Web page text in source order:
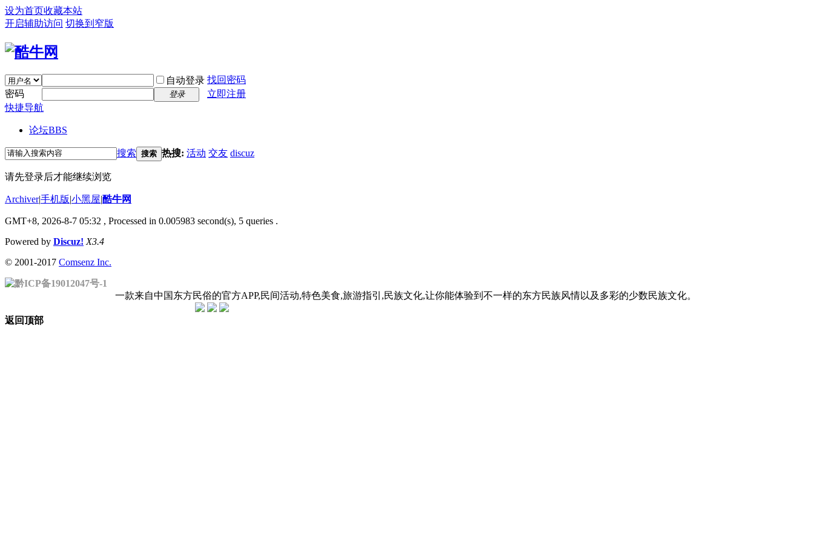
设为首页收藏本站
开启辅助访问 切换到窄版
自动登录 找回密码
密码
登录
立即注册
快捷导航
论坛BBS
搜索 搜索 热搜: 活动 交友 discuz
请先登录后才能继续浏览
Archiver|手机版|小黑屋|酷牛网
GMT+8, 2026-8-7 05:32 , Processed in 0.005983 second(s), 5 queries .
Powered by Discuz! X3.4
© 2001-2017 Comsenz Inc.
黔ICP备19012047号-1
一款来自中国东方民俗的官方APP,民间活动,特色美食,旅游指引,民族文化,让你能体验到不一样的东方民族风情以及多彩的少数民族文化。
返回顶部